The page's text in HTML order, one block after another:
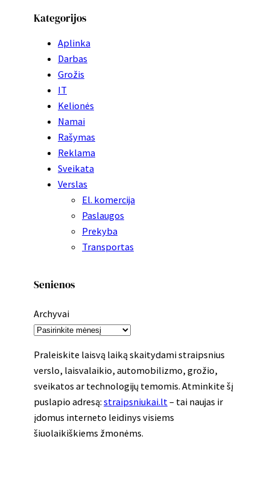
Kategorijos
Aplinka
Darbas
Grožis
IT
Kelionės
Namai
Rašymas
Reklama
Sveikata
Verslas
El. komercija
Paslaugos
Prekyba
Transportas
Senienos
Archyvai
Praleiskite laisvą laiką skaitydami straipsnius
verslo, laisvalaikio, automobilizmo, grožio,
sveikatos ar technologijų temomis. Atminkite šį
puslapio adresą: straipsniukai.lt – tai naujas ir
įdomus interneto leidinys visiems
šiuolaikiškiems žmonėms.